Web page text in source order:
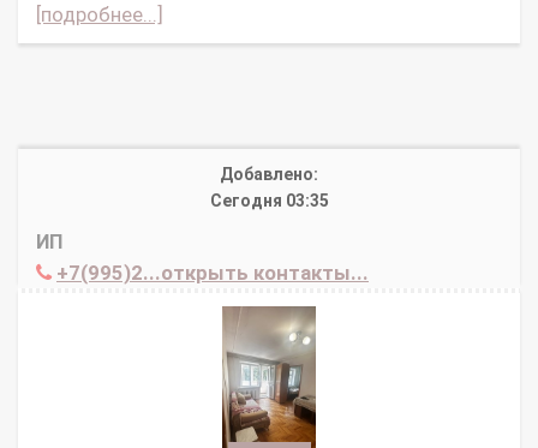
[подробнее...]
Добавлено:
Сегодня 03:35
ИП
+7(995)2...открыть контакты...